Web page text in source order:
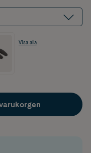
Visa alla